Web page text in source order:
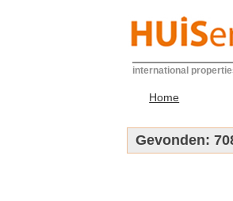
international
Home
Gevonden: